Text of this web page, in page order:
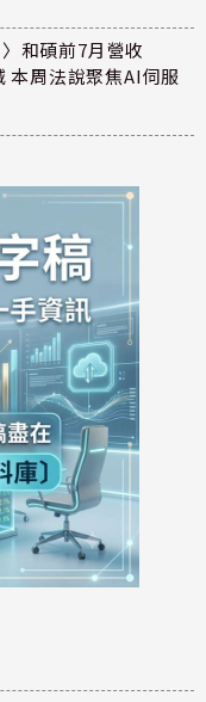
和碩前7月營收
本周法說聚焦AI伺服